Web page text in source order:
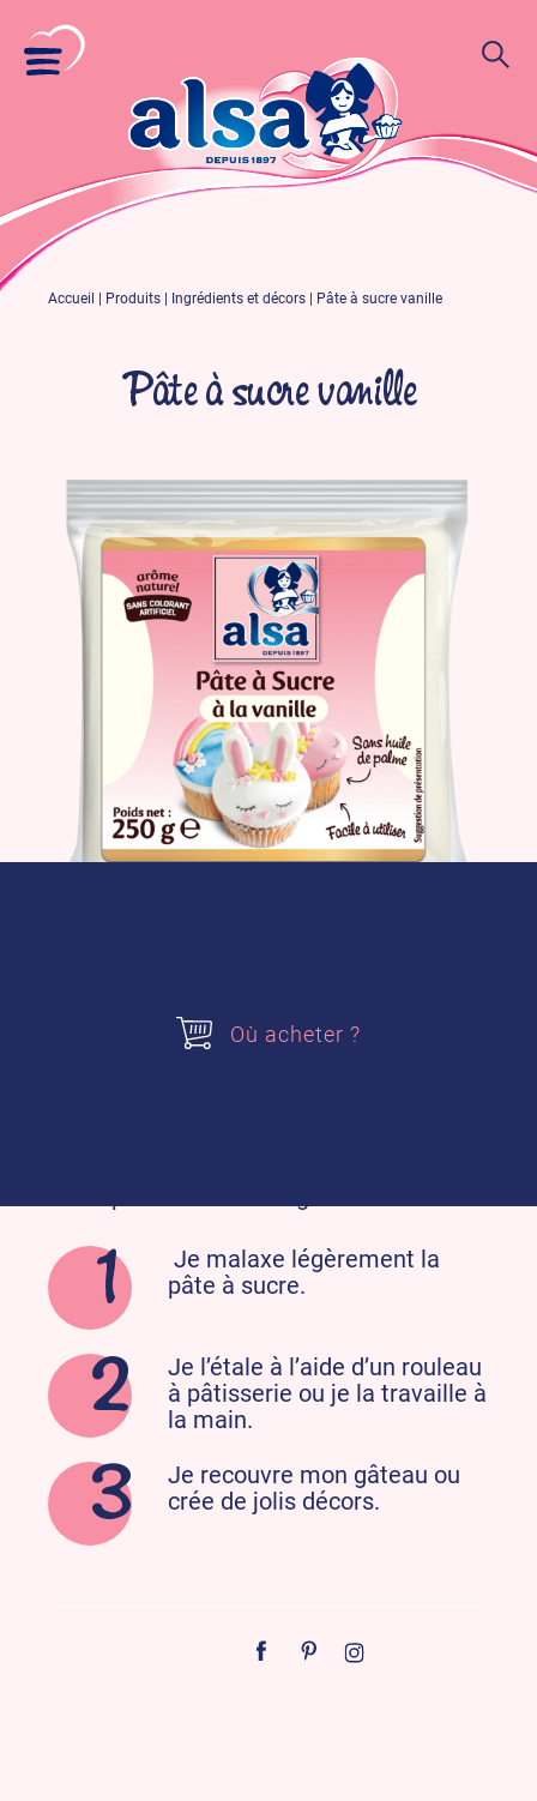
Accueil Produits Ingrédients et décors Pâte à sucre vanille
Pâte à sucre vanille
Où acheter
Je malaxe légèrement la
pâte à sucre.
Je l’étale à l’aide d’un rouleau
à pâtisserie ou je la travaille à
la main.
Je recouvre mon gâteau ou
crée de jolis décors.
Où acheter ?